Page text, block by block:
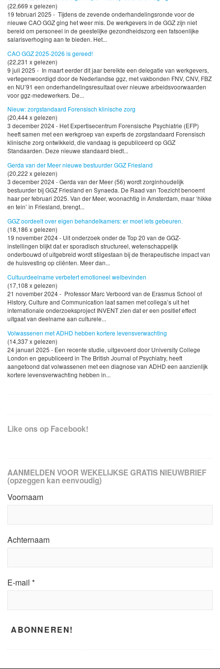
(22,669 x gelezen)
19 februari 2025 - Tijdens de zevende onderhandelingsronde voor de
nieuwe CAO GGZ ging het weer mis. De werkgevers in de GGZ zijn niet
bereid om personeel in de geestelijke gezondheidszorg een fatsoenlijke
salarisverhoging aan te bieden. Het...
CAO GGZ 2025-2026 is gereed!
(22,231 x gelezen)
9 juli 2025 - In maart eerder dit jaar bereikte een delegatie van werkgevers,
vertegenwoordigd door de Nederlandse ggz, met vakbonden FNV, CNV, FBZ
en NU’91 een onderhandelingsresultaat over nieuwe arbeidsvoorwaarden
voor ggz-medewerkers. De...
Nieuw: zorgstandaard Forensisch klinische zorg
(20,444 x gelezen)
3 december 2024 - Het Expertisecentrum Forensische Psychiatrie (EFP)
heeft samen met een werkgroep van experts de zorgstandaard Forensisch
klinische zorg ontwikkeld, die vandaag is gepubliceerd op GGZ
Standaarden. Deze nieuwe standaard biedt...
Gerda van der Meer nieuwe bestuurder GGZ Friesland
(20,222 x gelezen)
3 december 2024 - Gerda van der Meer (56) wordt zorginhoudelijk
bestuurder bij GGZ Friesland en Synaeda. De Raad van Toezicht benoemt
haar per februari 2025. Van der Meer, woonachtig in Amsterdam, maar ‘hikke
en tein’ in Friesland, brengt...
GGZ oordeelt over eigen behandelkamers: er moet iets gebeuren.
(18,186 x gelezen)
19 november 2024 - Uit onderzoek onder de Top 20 van de GGZ-
instellingen blijkt dat er sporadisch structureel, wetenschappelijk
onderbouwd of uitgebreid wordt stilgestaan bij de therapeutische impact van
de huisvesting op cliënten. Meer dan...
Cultuurdeelname verbetert emotioneel welbevinden
(17,108 x gelezen)
21 november 2024 - Professor Marc Verboord van de Erasmus School of
History, Culture and Communication laat samen met collega’s uit het
internationale onderzoeksproject INVENT zien dat er een positief effect
uitgaat van deelname aan culturele...
Volwassenen met ADHD hebben kortere levensverwachting
(14,337 x gelezen)
24 januari 2025 - Een recente studie, uitgevoerd door University College
London en gepubliceerd in The British Journal of Psychiatry, heeft
aangetoond dat volwassenen met een diagnose van ADHD een aanzienlijk
kortere levensverwachting hebben in...
Like ons op Facebook!
AANMELDEN VOOR WEKELIJKSE GRATIS NIEUWBRIEF
(opzeggen kan eenvoudig)
Voornaam
Achternaam
E-mail *